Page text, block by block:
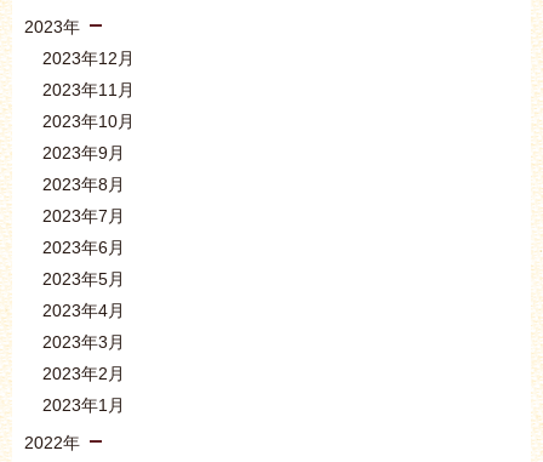
2023年
2023年12月
2023年11月
2023年10月
2023年9月
2023年8月
2023年7月
2023年6月
2023年5月
2023年4月
2023年3月
2023年2月
2023年1月
2022年